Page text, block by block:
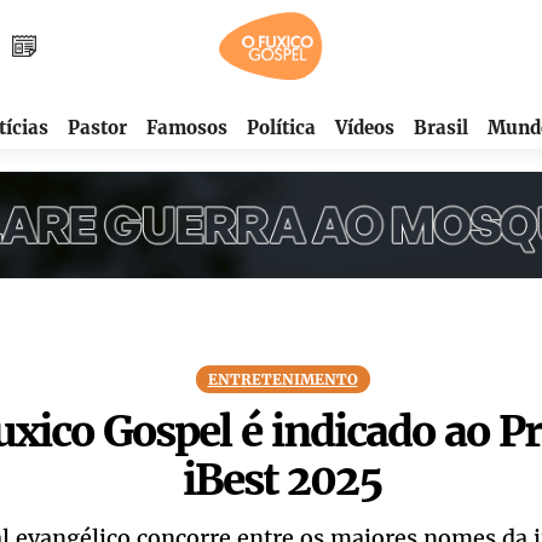
Pastor Famosos Política Vídeos Brasil
ENTRETENIMENTO
Gospel é indicado ao
iBest 2025